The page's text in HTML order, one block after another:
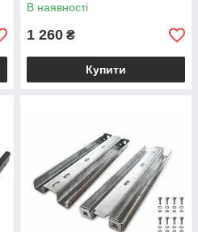
В наявності
1 260 ₴
Купити